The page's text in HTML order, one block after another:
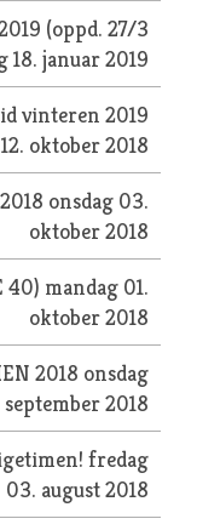
(oppd. 27/3
18. januar 2019
vinteren 2019
oktober 2018
onsdag 03.
oktober 2018
40) mandag 01.
oktober 2018
2018 onsdag
september 2018
fredag
03. august 2018